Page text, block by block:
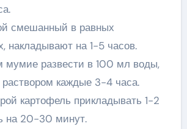
смешанный в равных
накладывают на 1-5 часов.
мумие развести в 100 мл воды,
каждые 3-4 часа.
картофель прикладывать 1-2
на 20-30 минут.